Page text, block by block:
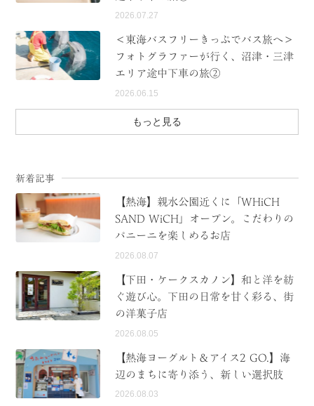
2026.07.27
＜東海バスフリーきっぷでバス旅へ＞
フォトグラファーが行く、沼津・三津
エリア途中下車の旅②
2026.06.15
もっと見る
新着記事
【熱海】親水公園近くに「WHiCH
SAND WiCH」オープン。こだわりの
パニーニを楽しめるお店
2026.08.07
【下田・ケークスカノン】和と洋を紡
ぐ遊び心。下田の日常を甘く彩る、街
の洋菓子店
2026.08.05
【熱海ヨーグルト＆アイス2 GO.】海
辺のまちに寄り添う、新しい選択肢
2026.08.03